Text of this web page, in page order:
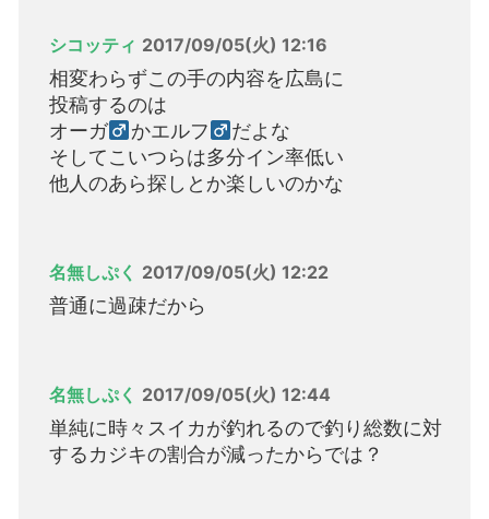
シコッティ 2017/09/05(火) 12:16
相変わらずこの手の内容を広島に
投稿するのは
オーガ
かエルフ
だよな
そしてこいつらは多分イン率低い
他人のあら探しとか楽しいのかな
名無しぷく 2017/09/05(火) 12:22
普通に過疎だから
名無しぷく 2017/09/05(火) 12:44
単純に時々スイカが釣れるので釣り総数に対
するカジキの割合が減ったからでは？